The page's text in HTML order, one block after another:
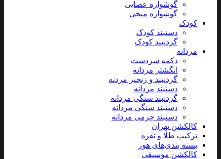
گوشواره عصایی
گوشواره میخی
کودک
دستبند کودک
گردنبند کودک
مردانه
دکمه سردست
انگشتر مردانه
گردنبند و زنجیر مردنه
دستبند مردانه
گردنبند سنگی مردانه
دستبند سنگی مردانه
دستبند چرمی مردانه
کالکشن تهران
ترکیب طلا و نقره
بسته بندی‌های هور
کالکشن موسیقی